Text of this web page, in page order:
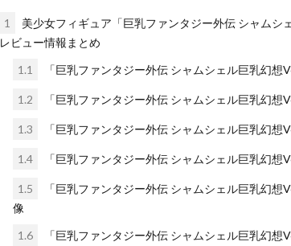
1
美少女フィギュア「巨乳ファンタジー外伝 シャムシ
レビュー情報まとめ
1.1
「巨乳ファンタジー外伝 シャムシェル巨乳幻想
1.2 「巨乳ファンタジー外伝 シャムシェル巨乳幻想
1.3 「巨乳ファンタジー外伝 シャムシェル巨乳幻想
1.4 「巨乳ファンタジー外伝 シャムシェル巨乳幻想
1.5
「巨乳ファンタジー外伝 シャムシェル巨乳幻想
像
1.6
「巨乳ファンタジー外伝 シャムシェル巨乳幻想